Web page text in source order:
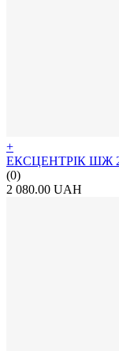
+
ЕКСЦЕНТРІК ШЖ
(0)
2 080.00 UAH